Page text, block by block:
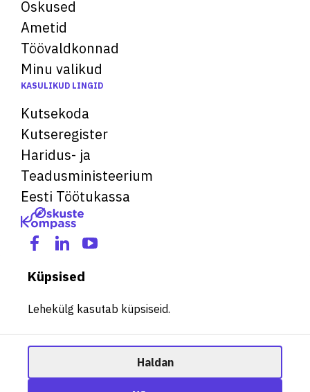
Oskused
Ametid
Töövaldkonnad
Minu valikud
KASULIKUD LINGID
Kutsekoda
Kutseregister
Haridus- ja
Teadusministeerium
Eesti Töötukassa
Küpsised
Lehekülg kasutab küpsiseid.
Haldan